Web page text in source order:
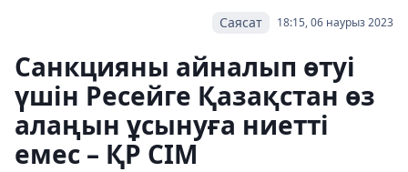
18:15, 06 наурыз 2023
Саясат
Санкцияны айналып өтуі
үшін Ресейге Қазақстан өз
алаңын ұсынуға ниетті
емес – ҚР СІМ